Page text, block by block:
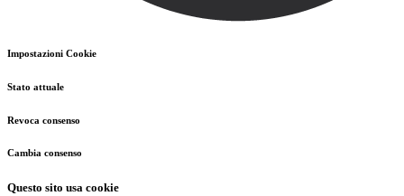
Impostazioni Cookie
Stato attuale
Revoca consenso
Cambia consenso
Questo sito usa cookie